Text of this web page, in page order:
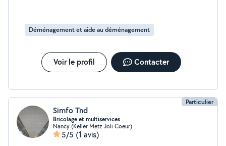
Déménagement et aide au déménagement
Voir le profil Contacter
Particulier
Simfo Tnd
Bricolage et multiservices
Nancy (Keller Metz Joli Coeur)
5/5 (1 avis)